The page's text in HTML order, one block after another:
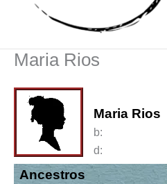
Maria Rios
Maria Rios
b:
d:
Ancestros